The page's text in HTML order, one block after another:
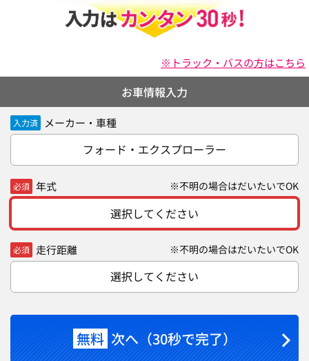
※トラック・バスの方はこちら
お車情報入力
入力済 メーカー・車種
フォード・エクスプローラー
必須 年式 ※不明の場合はだいたいでOK
選択してください
必須 走行距離 ※不明の場合はだいたいでOK
選択してください
無料 次へ（30秒で完了）